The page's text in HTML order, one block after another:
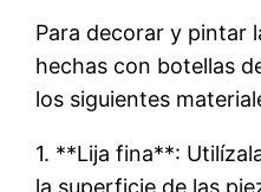
Para decorar y pintar
hechas con botellas
los siguientes
1. **Lija fina**:
la superficie de las